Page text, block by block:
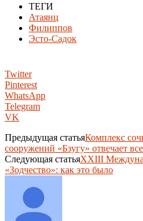
ТЕГИ
Атаянц
Филиппов
Эсто-Садок
Twitter
Pinterest
WhatsApp
Telegram
VK
Предыдущая статьяКомплекс
сооружений «Бзугу» отвечает
Следующая статьяXXIII
«Зодчество»: как это было